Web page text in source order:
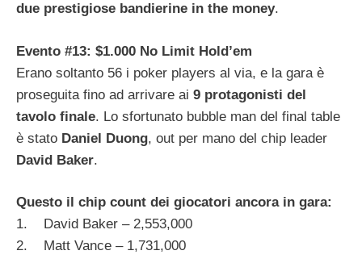
due prestigiose bandierine in the money.
Evento #13: $1.000 No Limit Hold’em
Erano soltanto 56 i poker players al via, e la gara è
proseguita fino ad arrivare ai 9 protagonisti del
tavolo finale. Lo sfortunato bubble man del final table
è stato Daniel Duong, out per mano del chip leader
David Baker.
Questo il chip count dei giocatori ancora in gara:
1. David Baker – 2,553,000
2. Matt Vance – 1,731,000